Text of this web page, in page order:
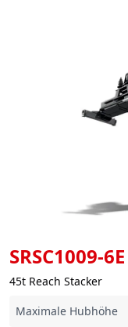
SRSC1009-6E
45t Reach Stacker
Maximale Hubhöhe